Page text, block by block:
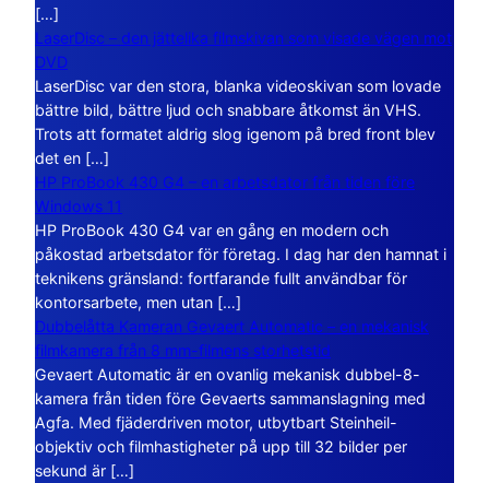
[…]
LaserDisc – den jättelika filmskivan som visade vägen mot
DVD
LaserDisc var den stora, blanka videoskivan som lovade
bättre bild, bättre ljud och snabbare åtkomst än VHS.
Trots att formatet aldrig slog igenom på bred front blev
det en […]
HP ProBook 430 G4 – en arbetsdator från tiden före
Windows 11
HP ProBook 430 G4 var en gång en modern och
påkostad arbetsdator för företag. I dag har den hamnat i
teknikens gränsland: fortfarande fullt användbar för
kontorsarbete, men utan […]
Dubbelåtta Kameran Gevaert Automatic – en mekanisk
filmkamera från 8 mm-filmens storhetstid
Gevaert Automatic är en ovanlig mekanisk dubbel-8-
kamera från tiden före Gevaerts sammanslagning med
Agfa. Med fjäderdriven motor, utbytbart Steinheil-
objektiv och filmhastigheter på upp till 32 bilder per
sekund är […]